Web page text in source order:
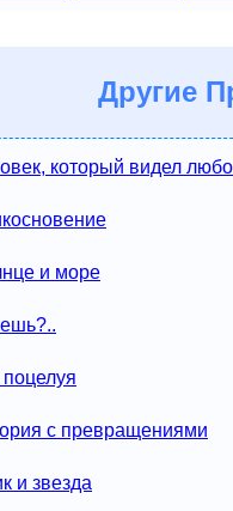
Другие
который видел
и море
с превращениями
и звезда